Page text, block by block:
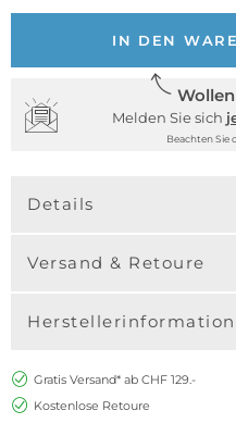
IN DEN
Wollen
Melden Sie sich
Beachten Sie
Details
Versand & Retoure
Gratis Versand* ab CHF 129.-
Kostenlose Retoure